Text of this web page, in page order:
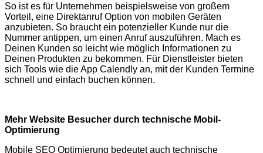
So ist es für Unternehmen beispielsweise von großem
Vorteil, eine Direktanruf Option von mobilen Geräten
anzubieten. So braucht ein potenzieller Kunde nur die
Nummer antippen, um einen Anruf auszuführen. Mach es
Deinen Kunden so leicht wie möglich Informationen zu
Deinen Produkten zu bekommen. Für Dienstleister bieten
sich Tools wie die App Calendly an, mit der Kunden Termine
schnell und einfach buchen können.
Mehr Website Besucher durch technische Mobil-
Optimierung
Mobile SEO Optimierung bedeutet auch technische